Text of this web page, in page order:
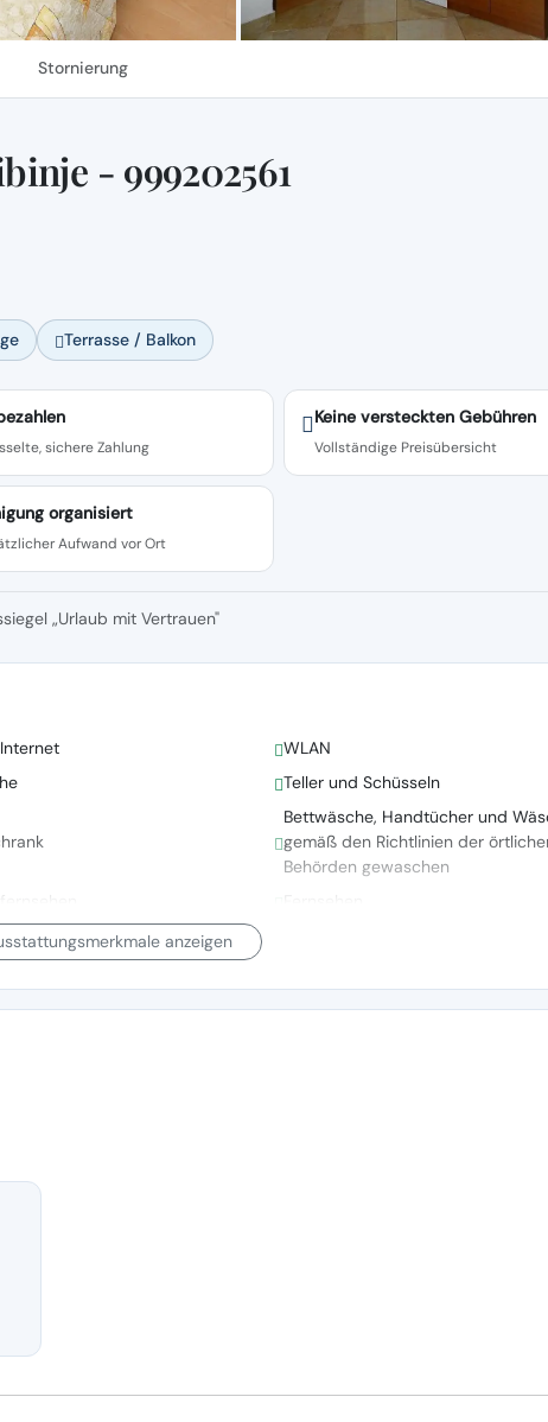
Stornierung
- 999202561
Terrasse / Balkon
sichere Zahlung
Keine versteckten Gebühren
Vollständige Preisübersicht
organisiert
Aufwand vor Ort
„Urlaub mit Vertrauen"
WLAN
Teller und Schüsseln
Bettwäsche, Handtücher und
gemäß den Richtlinien der
Behörden gewaschen
anzeigen